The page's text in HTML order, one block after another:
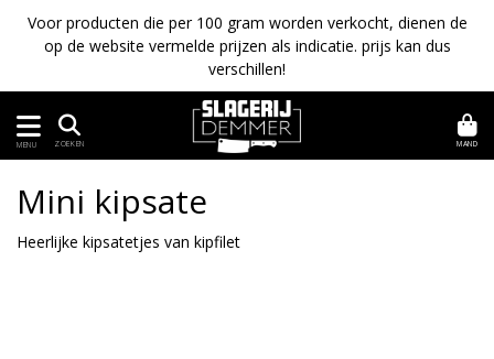
Voor producten die per 100 gram worden verkocht, dienen de
op de website vermelde prijzen als indicatie. prijs kan dus
verschillen!
MENU ZOEKEN MAND
Mini kipsate
Heerlijke kipsatetjes van kipfilet